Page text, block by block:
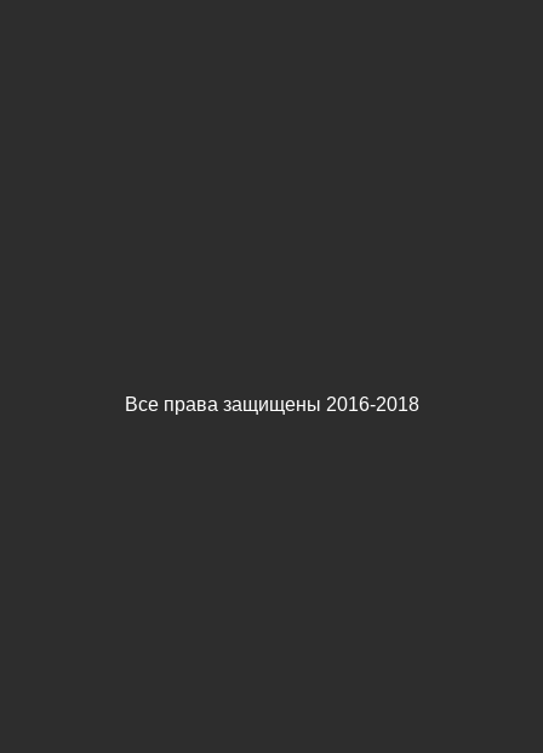
Все права защищены 2016-2018